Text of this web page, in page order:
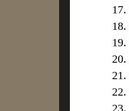
17.
18.
19.
20.
21.
22.
23.